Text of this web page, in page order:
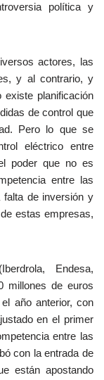
política y
actores, las
y al contrario, y
planificación
de control que
Pero lo que se
eléctrico entre
poder que no es
entre las
de inversión y
estas empresas,
Endesa,
millones de euros
año anterior, con
en el primer
entre las
con la entrada de
están apostando